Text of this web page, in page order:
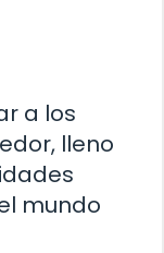
a los
lleno
mundo